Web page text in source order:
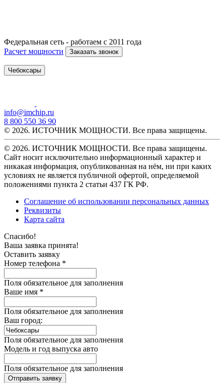
Федеральная сеть - работаем с 2011 года
Расчет мощности
Заказать звонок
Чебоксары
info@imchip.ru
8 800 550 36 90
© 2026. ИСТОЧНИК МОЩНОСТИ. Все права защищены.
© 2026. ИСТОЧНИК МОЩНОСТИ. Все права защищены.
Сайт носит исключительно информационный характер и
никакая информация, опубликованная на нём, ни при каких
условиях не является публичной офертой, определяемой
положениями пункта 2 статьи 437 ГК РФ.
Соглашение об использовании персональных данных
Реквизиты
Карта сайта
Спасибо!
Ваша заявка принята!
Оставить заявку
Номер телефона *
Поля обязательное для заполнения
Ваше имя *
Поля обязательное для заполнения
Ваш город:
Поля обязательное для заполнения
Модель и год выпуска авто
Поля обязательное для заполнения
Отправить заявку